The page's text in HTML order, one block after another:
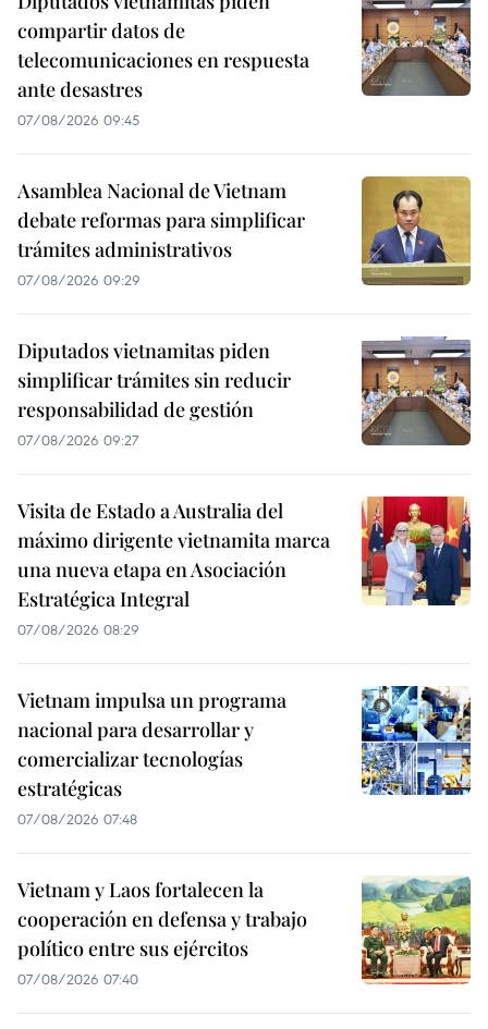
compartir datos de
telecomunicaciones en respuesta
ante desastres
07/08/2026 09:45
Asamblea Nacional de Vietnam
debate reformas para simplificar
trámites administrativos
07/08/2026 09:29
Diputados vietnamitas piden
simplificar trámites sin reducir
responsabilidad de gestión
07/08/2026 09:27
Visita de Estado a Australia del
máximo dirigente vietnamita marca
una nueva etapa en Asociación
Estratégica Integral
07/08/2026 08:29
Vietnam impulsa un programa
nacional para desarrollar y
comercializar tecnologías
estratégicas
07/08/2026 07:48
Vietnam y Laos fortalecen la
cooperación en defensa y trabajo
político entre sus ejércitos
07/08/2026 07:40